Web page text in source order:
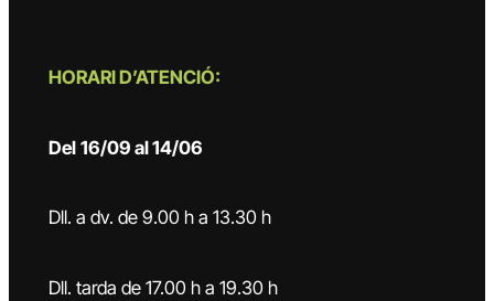
HORARI D’ATENCIÓ:
Del 16/09 al 14/06
Dll. a dv. de 9.00 h a 13.30 h
Dll. tarda de 17.00 h a 19.30 h